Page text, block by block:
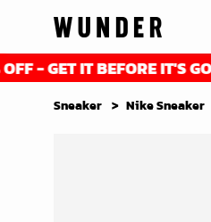
IT BEFORE IT'S GONE
Sneaker Nike Sneaker